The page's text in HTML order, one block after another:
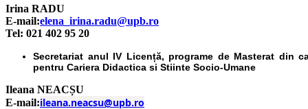
Irina RADU
E-mail:elena_irina.radu@upb.ro
Tel: 021 402 95 20
Secretariat anul IV Licență, programe de Masterat din
pentru Cariera Didactica si Stiinte Socio-Umane
Ileana NEACȘU
E-mail:ileana.neacsu@upb.ro